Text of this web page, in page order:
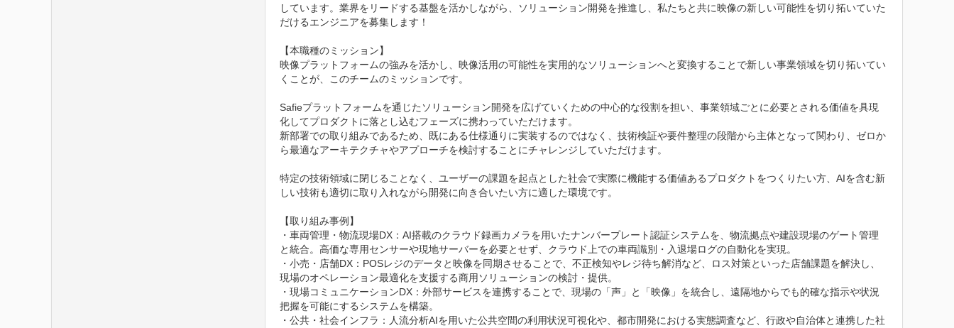
しています。業界をリードする基盤を活かしながら、ソリューション開発を推進し、私たちと共に映像の新しい可能性を切り拓いていた
だけるエンジニアを募集します！
【本職種のミッション】
映像プラットフォームの強みを活かし、映像活用の可能性を実用的なソリューションへと変換することで新しい事業領域を切り拓いてい
くことが、このチームのミッションです。
Safieプラットフォームを通じたソリューション開発を広げていくための中心的な役割を担い、事業領域ごとに必要とされる価値を具現
化してプロダクトに落とし込むフェーズに携わっていただけます。
新部署での取り組みであるため、既にある仕様通りに実装するのではなく、技術検証や要件整理の段階から主体となって関わり、ゼロか
ら最適なアーキテクチャやアプローチを検討することにチャレンジしていただけます。
特定の技術領域に閉じることなく、ユーザーの課題を起点とした社会で実際に機能する価値あるプロダクトをつくりたい方、AIを含む新
しい技術も適切に取り入れながら開発に向き合いたい方に適した環境です。
【取り組み事例】
・車両管理・物流現場DX：AI搭載のクラウド録画カメラを用いたナンバープレート認証システムを、物流拠点や建設現場のゲート管理
と統合。高価な専用センサーや現地サーバーを必要とせず、クラウド上での車両識別・入退場ログの自動化を実現。
・小売・店舗DX：POSレジのデータと映像を同期させることで、不正検知やレジ待ち解消など、ロス対策といった店舗課題を解決し、
現場のオペレーション最適化を支援する商用ソリューションの検討・提供。
・現場コミュニケーションDX：外部サービスを連携することで、現場の「声」と「映像」を統合し、遠隔地からでも的確な指示や状況
把握を可能にするシステムを構築。
・公共・社会インフラ：人流分析AIを用いた公共空間の利用状況可視化や、都市開発における実態調査など、行政や自治体と連携した社